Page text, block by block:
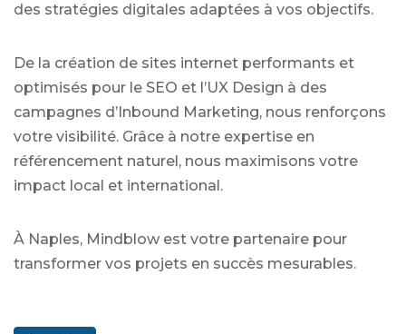
des stratégies digitales adaptées à vos objectifs.
De la création de sites internet performants et
optimisés pour le SEO et l’UX Design à des
campagnes d’Inbound Marketing, nous renforçons
votre visibilité. Grâce à notre expertise en
référencement naturel, nous maximisons votre
impact local et international.
À Naples, Mindblow est votre partenaire pour
transformer vos projets en succès mesurables.